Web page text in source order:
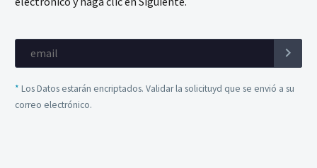
* Los Datos estarán encriptados. Validar la solicituyd que se envió a su
correo electrónico.